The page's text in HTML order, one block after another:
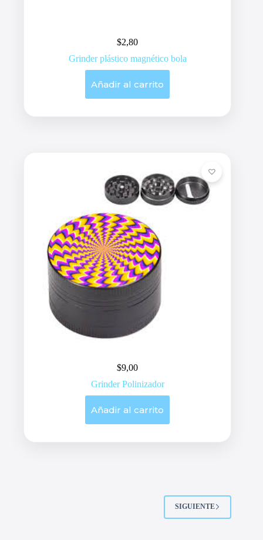
$2,80
Grinder plástico magnético bola
Añadir al carrito
$9,00
Grinder Polinizador
Añadir al carrito
SIGUIENTE